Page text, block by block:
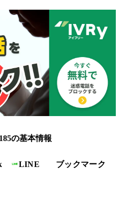
の基本情報
LINE
ブックマーク